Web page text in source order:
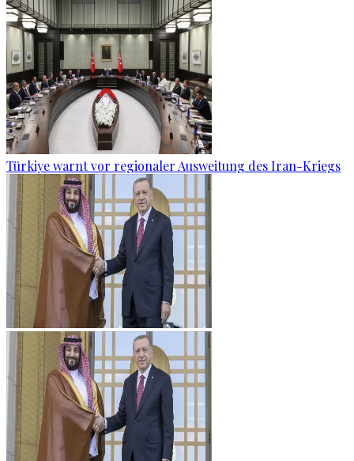
Türkiye warnt vor regionaler Ausweitung des Iran-Kriegs